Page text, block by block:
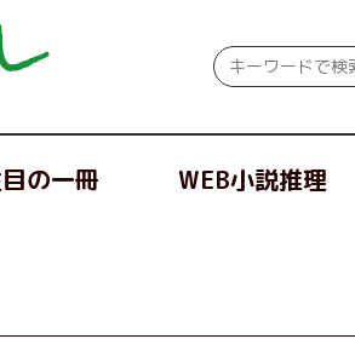
の一冊 WEB小説推理